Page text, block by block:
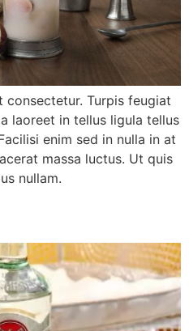
Turpis feugiat
laoreet in tellus ligula tellus
enim sed in nulla in at
massa luctus. Ut quis
nullam.